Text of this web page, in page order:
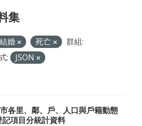
集
結婚 死亡
群組:
: JSON
各里、鄰、戶、人口與戶籍動態
項目分統計資料